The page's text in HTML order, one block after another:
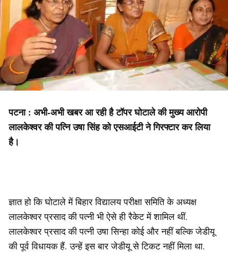
पटना : अभी-अभी खबर आ रही है टॉपर घोटाले की मुख्य आरोपी
लालकेश्वर की पत्नि उषा सिंह को एसआईटी ने गिरफ्टार कर लिया
है।
ज्ञात हो कि घोटाले में बिहार विद्यालय परीक्षा समिति के अध्यक्ष
लालकेश्वर प्रसाद की पत्नी भी ऐसे ही रैकेट में शामिल थीं.
लालकेश्वर प्रसाद की पत्नी उषा सिन्हा कोई और नहीं बल्कि जेडीयू
की पूर्व विधायक हैं. उन्हें इस बार जेडीयू से टिकट नहीं मिला था.